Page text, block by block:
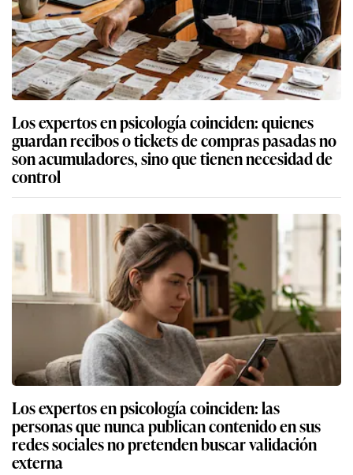
Los expertos en psicología coinciden: quienes
guardan recibos o tickets de compras pasadas no
son acumuladores, sino que tienen necesidad de
control
Los expertos en psicología coinciden: las
personas que nunca publican contenido en sus
redes sociales no pretenden buscar validación
externa